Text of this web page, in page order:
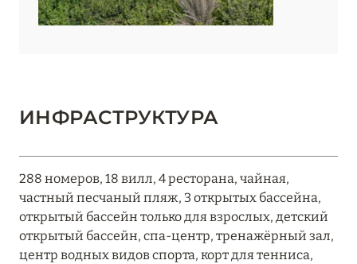
ИНФРАСТРУКТУРА
288 номеров, 18 вилл, 4 ресторана, чайная,
частный песчаный пляж, 3 открытых бассейна,
открытый бассейн только для взрослых, детский
открытый бассейн, спа-центр, тренажёрный зал,
центр водных видов спорта, корт для тенниса,